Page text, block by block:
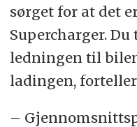
sørget for at det
Supercharger.
ledningen til
ladingen,
–